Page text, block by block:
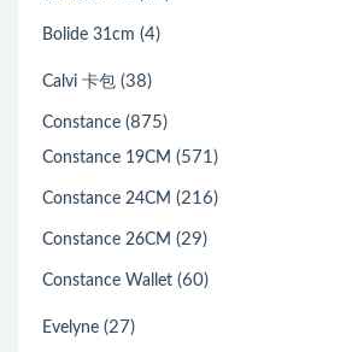
Bolide 31cm (4)
Calvi 卡包 (38)
Constance (875)
Constance 19CM (571)
Constance 24CM (216)
Constance 26CM (29)
Constance Wallet (60)
Evelyne (27)